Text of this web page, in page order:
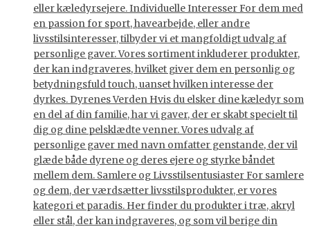
eller kæledyrsejere. Individuelle Interesser For dem med
en passion for sport, havearbejde, eller andre
livsstilsinteresser, tilbyder vi et mangfoldigt udvalg af
personlige gaver. Vores sortiment inkluderer produkter,
der kan indgraveres, hvilket giver dem en personlig og
betydningsfuld touch, uanset hvilken interesse der
dyrkes. Dyrenes Verden Hvis du elsker dine kæledyr som
en del af din familie, har vi gaver, der er skabt specielt til
dig og dine pelsklædte venner. Vores udvalg af
personlige gaver med navn omfatter genstande, der vil
glæde både dyrene og deres ejere og styrke båndet
mellem dem. Samlere og Livsstilsentusiaster For samlere
og dem, der værdsætter livsstilsprodukter, er vores
kategori et paradis. Her finder du produkter i træ, akryl
eller stål, der kan indgraveres, og som vil berige din